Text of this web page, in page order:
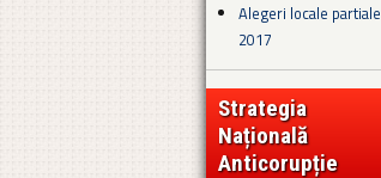
Alegeri locale partiale
2017
Strategia
Națională
Anticorupție